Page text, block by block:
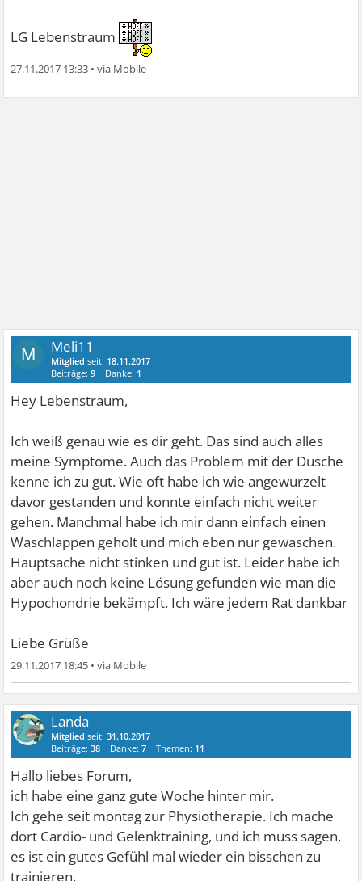
LG Lebenstraum
27.11.2017 13:33 •
M Meli11
Mitglied seit: 18.11.2017
Beiträge:9 Danke: 1
Hey Lebenstraum,
Ich weiß genau wie es dir geht. Das sind auch alles
meine Symptome. Auch das Problem mit der Dusche
kenne ich zu gut. Wie oft habe ich wie angewurzelt
davor gestanden und konnte einfach nicht weiter
gehen. Manchmal habe ich mir dann einfach einen
Waschlappen geholt und mich eben nur gewaschen.
Hauptsache nicht stinken und gut ist. Leider habe ich
aber auch noch keine Lösung gefunden wie man die
Hypochondrie bekämpft. Ich wäre jedem Rat dankbar
Liebe Grüße
29.11.2017 18:45 •
Landa
Mitglied seit:31.10.2017
Beiträge:38 Danke:7 Themen: 11
Hallo liebes Forum,
ich habe eine ganz gute Woche hinter mir.
Ich gehe seit montag zur Physiotherapie. Ich mache
dort Cardio- und Gelenktraining, und ich muss sagen,
es ist ein gutes Gefühl mal wieder ein bisschen zu
trainieren.